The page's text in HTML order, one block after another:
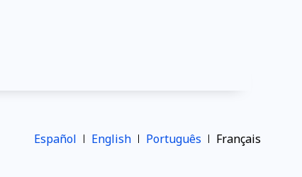
Español English Português Français